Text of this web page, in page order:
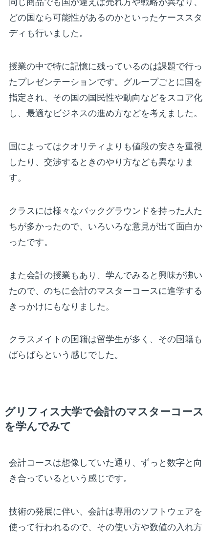
同じ商品でも国が違えば売れ方や戦略が異なり、
どの国なら可能性があるのかといったケーススタ
ディも行いました。
授業の中で特に記憶に残っているのは課題で行っ
たプレゼンテーションです。グループごとに国を
指定され、その国の国民性や動向などをスコア化
し、最適なビジネスの進め方などを考えました。
国によってはクオリティよりも値段の安さを重視
したり、交渉するときのやり方なども異なりま
す。
クラスには様々なバックグラウンドを持った人た
ちが多かったので、いろいろな意見が出て面白か
ったです。
また会計の授業もあり、学んでみると興味が沸い
たので、のちに会計のマスターコースに進学する
きっかけにもなりました。
クラスメイトの国籍は留学生が多く、その国籍も
ばらばらという感じでした。
グリフィス大学で会計のマスターコース
を学んでみて
会計コースは想像していた通り、ずっと数字と向
き合っているという感じです。
技術の発展に伴い、会計は専用のソフトウェアを
使って行われるので、その使い方や数値の入れ方